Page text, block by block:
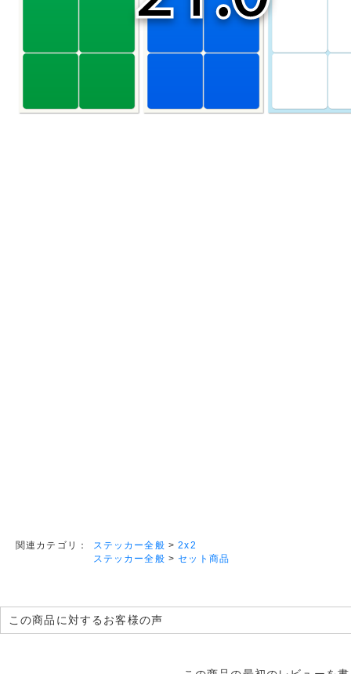
関連カテゴリ： ステッカー全般 >2x2
ステッカー全般 >セット商品
この商品に対するお客様の声